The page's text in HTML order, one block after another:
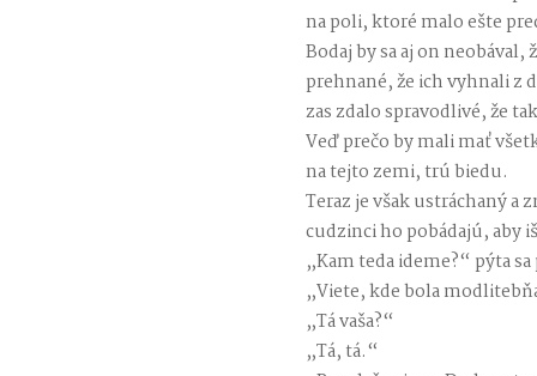
na poli, ktoré malo ešte
Bodaj by sa aj on neobával,
prehnané, že ich vyhnali z
zas zdalo spravodlivé, že
Veď prečo by mali mať
na tejto zemi, trú biedu.
Teraz je však ustráchaný a
cudzinci ho pobádajú, aby
„Kam teda ideme?“ pýta
„Viete, kde bola
„Tá vaša?“
„Tá, tá.“